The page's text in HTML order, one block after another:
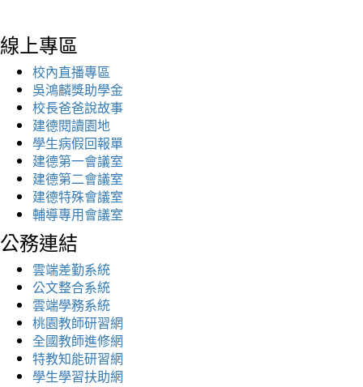
線上專區
校內直播專區
吳鴻麟獎助學金
校長爸爸說故事
建德閱讀園地
學生病假回報單
建德第一會議室
建德第二會議室
建德特殊會議室
輔導專用會議室
公務連結
雲端差勤系統
公文整合系統
雲端學務系統
桃園教師研習網
全國教師進修網
特教知能研習網
學生學習扶助網